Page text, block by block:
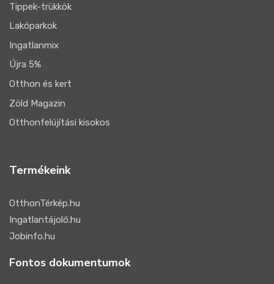
Tippek-trükkök
Lakóparkok
Ingatlanmix
Újra 5%
Otthon és kert
Zöld Magazin
Otthonfelújítási kisokos
Termékeink
OtthonTérkép.hu
Ingatlantájoló.hu
Jobinfo.hu
Fontos dokumentumok